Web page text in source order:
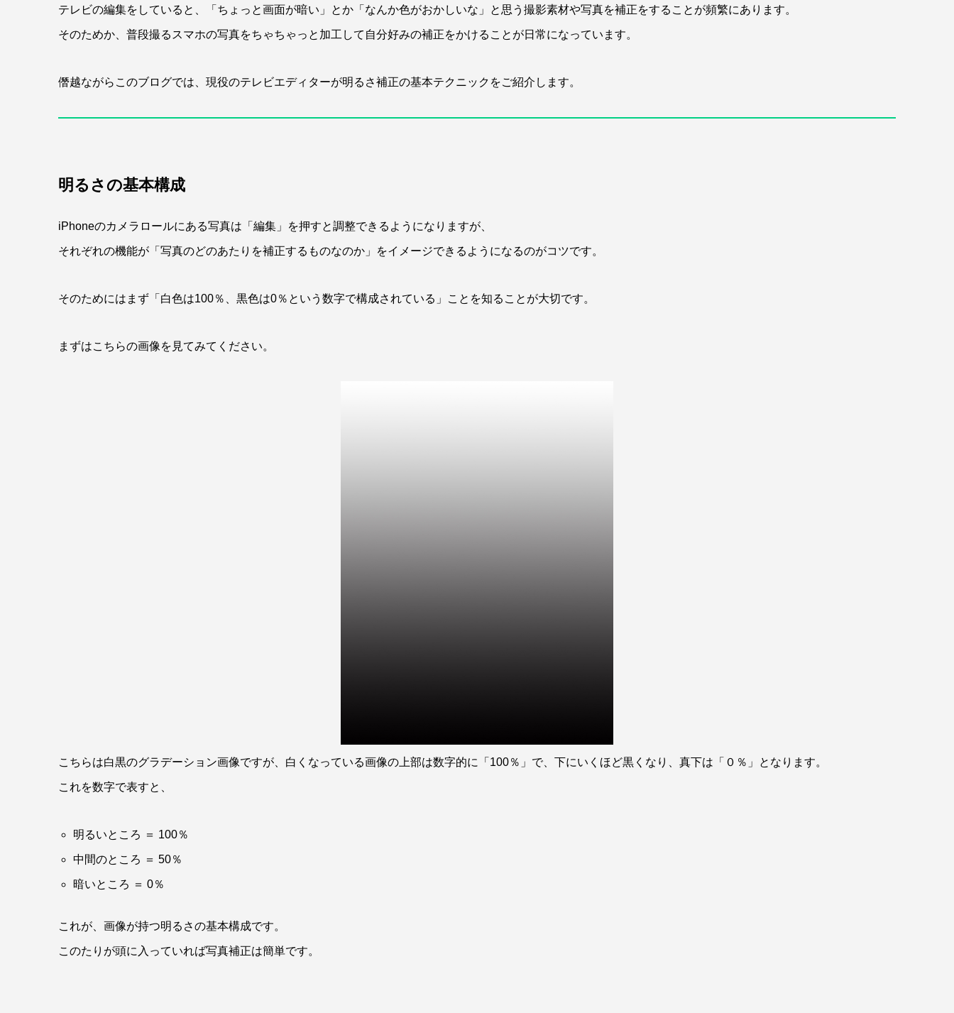
テレビの編集をしていると、「ちょっと画面が暗い」とか「なんか色がおかしいな」と思う撮影素材や写真を補正をすることが頻繁にあります。
そのためか、普段撮るスマホの写真をちゃちゃっと加工して自分好みの補正をかけることが日常になっています。
僭越ながらこのブログでは、現役のテレビエディターが明るさ補正の基本テクニックをご紹介します。
明るさの基本構成
iPhoneのカメラロールにある写真は「編集」を押すと調整できるようになりますが、
それぞれの機能が「写真のどのあたりを補正するものなのか」をイメージできるようになるのがコツです。
そのためにはまず「白色は100％、黒色は0％という数字で構成されている」ことを知ることが大切です。
まずはこちらの画像を見てみてください。
こちらは白黒のグラデーション画像ですが、白くなっている画像の上部は数字的に「100％」で、下にいくほど黒くなり、真下は「０％」となります。
これを数字で表すと、
明るいところ ＝ 100％
中間のところ ＝ 50％
暗いところ ＝ 0％
これが、画像が持つ明るさの基本構成です。
このたりが頭に入っていれば写真補正は簡単です。